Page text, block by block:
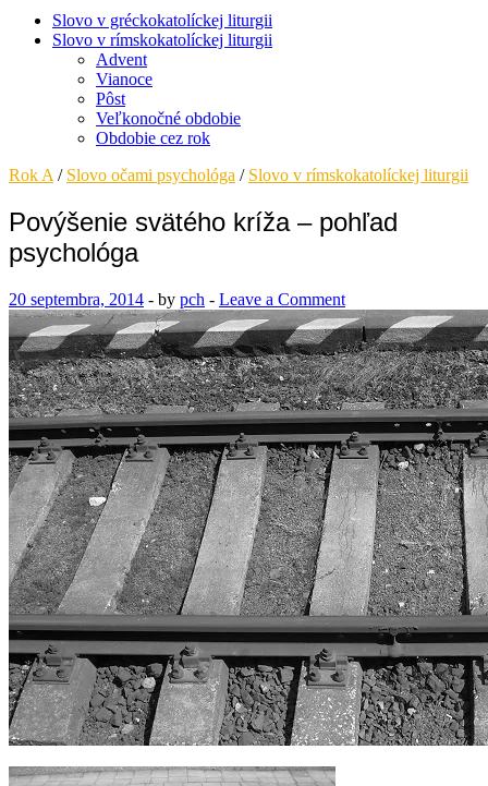
Slovo v gréckokatolíckej liturgii
Slovo v rímskokatolíckej liturgii
Advent
Vianoce
Pôst
Veľkonočné obdobie
Obdobie cez rok
Rok A / Slovo očami psychológa / Slovo v rímskokatolíckej liturgii
Povýšenie svätého kríža – pohľad
psychológa
20 septembra, 2014 - by pch - Leave a Comment